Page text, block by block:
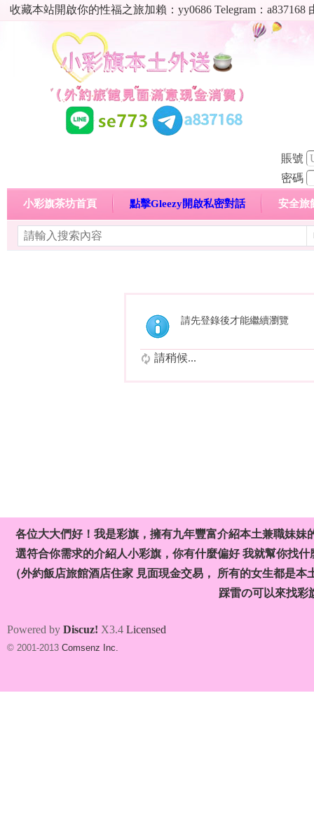
收藏本站開啟你的性福之旅加賴：yy0686 Telegram：
賬號
密碼
小彩旗茶坊首頁 點擊Gleezy開啟私密對話 安全旅
請先登錄後才能繼續瀏覽
請稍候...
各位大大們好！我是彩旗，擁有九年豐富介紹本土兼職妹
選符合你需求的介紹人小彩旗，你有什麼偏好 我就幫你找
（外約飯店旅館酒店住家 見面現金交易， 所有的女生都是
踩雷の可以來找彩
Powered by Discuz! X3.4 Licensed
© 2001-2013 Comsenz Inc.